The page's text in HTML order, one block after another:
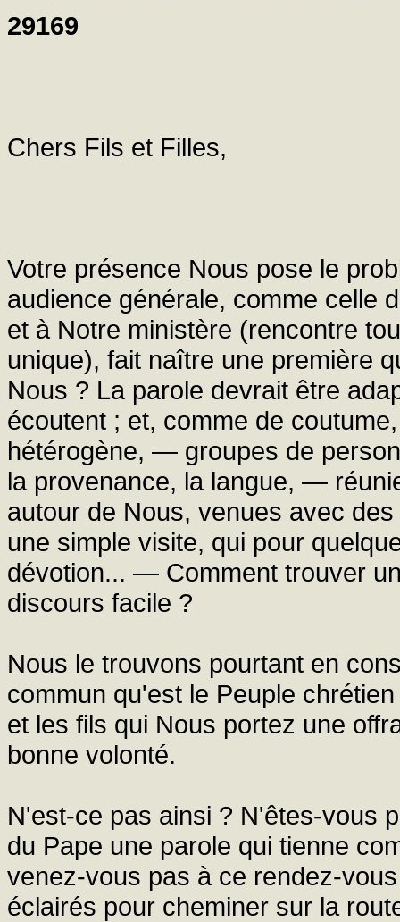
29169
Chers Fils et Filles,
Votre présence Nous pose le
audience générale, comme celle
et à Notre ministère (rencontre
unique), fait naître une première
Nous ? La parole devrait être
écoutent ; et, comme de
hétérogène, — groupes de
la provenance, la langue, —
autour de Nous, venues avec
une simple visite, qui pour
dévotion... — Comment trouver
discours facile ?
Nous le trouvons pourtant en
commun qu'est le Peuple
et les fils qui Nous portez une
bonne volonté.
N'est-ce pas ainsi ? N'êtes-vous
du Pape une parole qui tienne
venez-vous pas à ce rendez-
éclairés pour cheminer sur la